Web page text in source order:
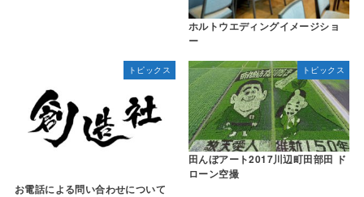
ホルトウエディングイメージショ
ー
トピックス
お電話による問い合わせについて
トピックス
田んぼアート2017川辺町田部田 ド
ローン空撮